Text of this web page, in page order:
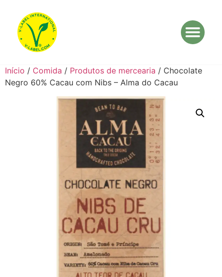
Início / Comida / Produtos de mercearia / Chocolate
Negro 60% Cacau com Nibs – Alma do Cacau